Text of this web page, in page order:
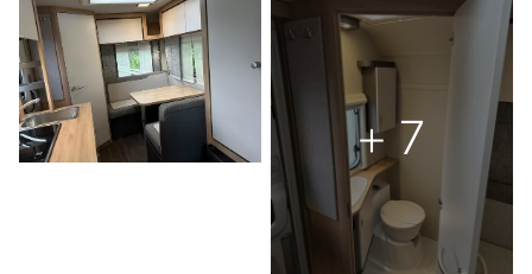
+ 7